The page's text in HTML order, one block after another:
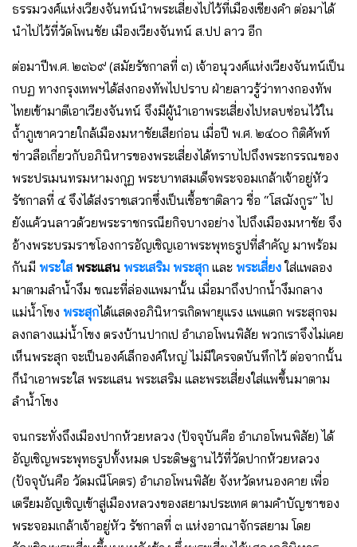
ธรรมวงศ์แห่งเวียงจันทน์นำพระเสี่ยงไปไว้ที่เมืองเชียงคำ ต่อมาได้
นำไปไว้ที่วัดโพนชัย เมืองเวียงจันทน์ ส.ปป ลาว อีก
ต่อมาปีพ.ศ. ๒๓๖๙ (สมัยรัชกาลที่ ๓) เจ้าอนุวงศ์แห่งเวียงจันทน์เป็น
กบฏ ทางกรุงเทพฯได้ส่งกองทัพไปปราบ ฝ่ายลาวรู้ว่าทางกองทัพ
ไทยเข้ามาตีเอาเวียงจันทน์ จึงมีผู้นำเอาพระเสี่ยงไปหลบซ่อนไว้ใน
ถ้ำภูเขาควายใกล้เมืองมหาชัยเสียก่อน เมื่อปี พ.ศ. ๒๔๐๐ กิติศัพท์
ข่าวลือเกี่ยวกับอภินิหารของพระเสี่ยงได้ทราบไปถึงพระกรรณของ
พระปรเมนทรมหามงกุฏ พระบาทสมเด็จพระจอมเกล้าเจ้าอยู่หัว
รัชกาลที่ ๔ จึงได้ส่งราชเสวกซึ่งเป็นเชื้อชาติลาว ชื่อ “โสฌังกูร” ไป
ยังแค้วนลาวด้วยพระราชกรณียกิจบางอย่าง ไปถึงเมืองมหาชัย จึง
อ้างพระบรมราชโองการอัญเชิญเอาพระพุทธรูปที่สำคัญ มาพร้อม
กันมี พระใส พระแสน พระเสริม พระสุก และ พระเสี่ยงใส่แพลอง
มาตามลำน้ำงึม ขณะที่ล่องแพมานั้น เมื่อมาถึงปากน้ำงึมกลาง
แม่น้ำโขง พระสุกได้แสดงอภินิหารเกิดพายุแรง แพแตก พระสุกจม
ลงกลางแม่น้ำโขง ตรงบ้านปากเป อำเภอโพนพิสัย พวกเราจึงไม่เคย
เห็นพระสุก จะเป็นองค์เล็กองค์ใหญ่ ไม่มีใครจดบันทึกไว้ ต่อจากนั้น
ก็นำเอาพระใส พระแสน พระเสริม และพระเสี่ยงใส่แพขึ้นมาตาม
ลำน้ำโขง
จนกระทั่งถึงเมืองปากห้วยหลวง (ปัจจุบันคือ อำเภอโพนพิสัย) ได้
อัญเชิญพระพุทธรูปทั้งหมด ประดิษฐานไว้ที่วัดปากห้วยหลวง
(ปัจจุบันคือ วัดมณีโคตร) อำเภอโพนพิสัย จังหวัดหนองคาย เพื่อ
เตรียมอัญเชิญเข้าสู่เมืองหลวงของสยามประเทศ ตามคำบัญชาของ
พระจอมเกล้าเจ้าอยู่หัว รัชกาลที่ ๓ แห่งอาณาจักรสยาม โดย